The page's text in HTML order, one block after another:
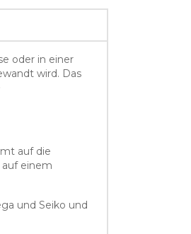
oder in einer
wird. Das
auf die
einem
und Seiko und